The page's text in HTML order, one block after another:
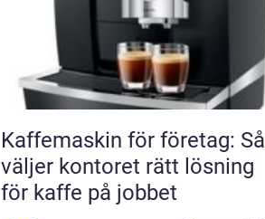
Kaffemaskin för företag: Så
väljer kontoret rätt lösning
för kaffe på jobbet